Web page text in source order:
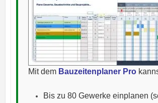
Mit dem Bauzeitenplaner Pro
Bis zu 80 Gewerke einplanen